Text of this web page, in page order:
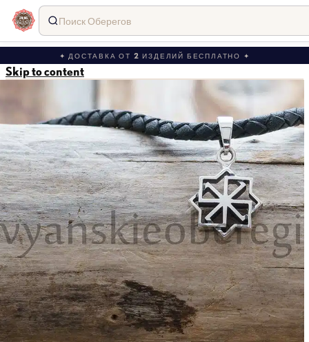
✦ ДОСТАВКА ОТ 2 ИЗДЕЛИЙ БЕСПЛАТНО ✦
Skip to content
Поиск Оберегов